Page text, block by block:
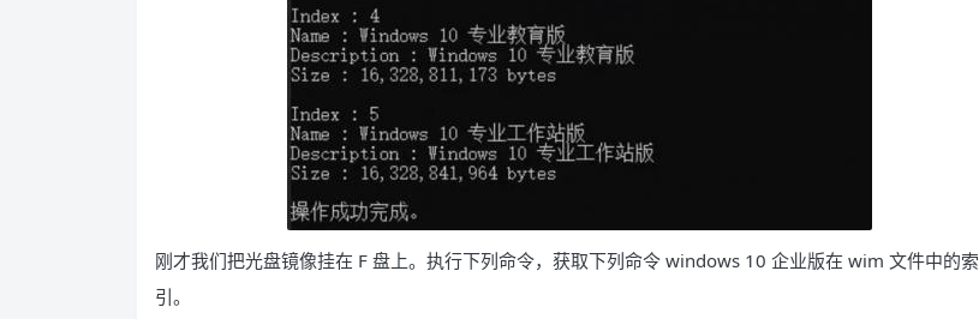
刚才我们把光盘镜像挂在 F 盘上。执行下列命令，获取下列命令 windows 10 企业版在 wim 文件中的索
引。